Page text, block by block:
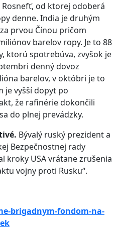
od ktorej odoberá
denne. India je druhým
prvou Čínou pričom
barelov ropy. Je to 88
ktorú spotrebúva, zvyšok je
denný dovoz
barelov, v októbri je to
je vyšší dopyt po
že rafinérie dokončili
do plnej prevádzky.
Bývalý ruský prezident a
Bezpečnostnej rady
USA vrátane zrušenia
vojny proti Rusku“.
brigadnym-fondom-na-